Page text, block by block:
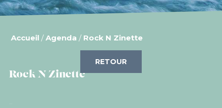
Accueil /Agenda / Rock N Zinette
RETOUR
Rock N Zinette